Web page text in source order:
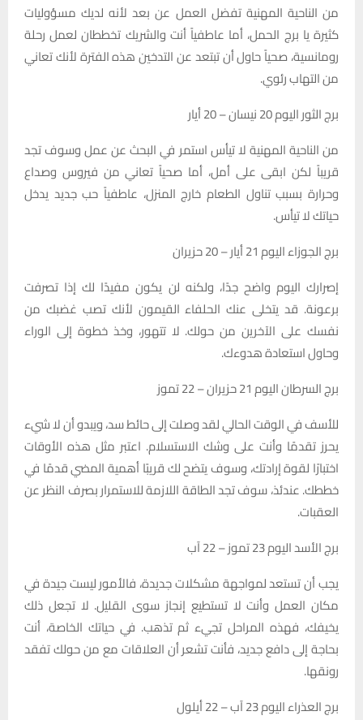
من الناحية المهنية تفضل العمل عن بعد لأنه لديك مسؤوليات
كثيرة يا برج الحمل، أما عاطفياً أنت والشريك تخططان لعمل رحلة
رومانسية، صحياً حاول أن تبتعد عن التدخين هذه الفترة لأنك تعاني
من التهاب رئوي.
برج الثور اليوم 20 نيسان – 20 أيار
من الناحية المهنية لا تيأس استمر في البحث عن عمل وسوف تجد
قريباً لكن ابقى على أمل، أما صحياً تعاني من فيروس وصداع
وحرارة بسبب تناول الطعام خارج المنزل، عاطفياً حب جديد يدخل
حياتك لا تيأس.
برج الجوزاء اليوم 21 أيار – 20 حزيران
إصرارك اليوم واضح جدًا، ولكنه لن يكون مفيدًا لك إذا تصرفت
برعونة. قد يتخلى عنك الحلفاء القيمون لأنك تصب غضبك من
نفسك على الآخرين من حولك. لا تتهور، وخذ خطوة إلى الوراء
وحاول استعادة هدوءك.
برج السرطان اليوم 21 حزيران – 22 تموز
للأسف في الوقت الحالي لقد وصلت إلى حائط سد، ويبدو أن لا شيء
يحرز تقدمًا وأنت على وشك الاستسلام. اعتبر مثل هذه الأوقات
اختبارًا لقوة إرادتك، وسوف يتضح لك قريبًا أهمية المضي قدمًا في
خططك. عندئذ، سوف تجد الطاقة اللازمة للاستمرار بصرف النظر عن
العقبات.
برج الأسد اليوم 23 تموز – 22 آب
يجب أن تستعد لمواجهة مشكلات جديدة، فالأمور ليست جيدة في
مكان العمل وأنت لا تستطيع إنجاز سوى القليل. لا تجعل ذلك
يخيفك، فهذه المراحل تجيء ثم تذهب. في حياتك الخاصة، أنت
بحاجة إلى دافع جديد، فأنت تشعر أن العلاقات مع من حولك تفقد
رونقها.
برج العذراء اليوم 23 آب – 22 أيلول